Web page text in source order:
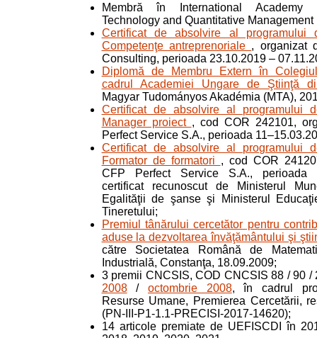
Membră în International Academy
Technology and Quantitative Management
Certificat de absolvire al programului
Competenţe antreprenoriale , organizat
Consulting, perioada 23.10.2019 –
Diplomă de Membru Extern în
cadrul Academiei Ungare de Ştiinţă
Magyar Tudományos Akadémia (MTA),
Certificat de absolvire al programului
Manager proiect , cod COR 242101,
Perfect Service S.A., perioada
Certificat de absolvire al programului
Formator de formatori , cod COR
CFP Perfect Service S.A., perioada
certificat recunoscut de Ministerul
Egalităţii de şanse şi Ministerul
Tineretului;
Premiul tânărului cercetător pentru
aduse la dezvoltarea învăţământului şi
către Societatea Română de
Industrială, Constanţa, 18.09.2009;
3 premii CNCSIS, COD CNCSIS 88 / 90 /
2008/ octombrie 2008, în cadrul
Resurse Umane, Premierea Cercetării,
(PN-III-P1-1.1-PRECISI-2017-14620);
14 articole premiate de UEFISCDI în